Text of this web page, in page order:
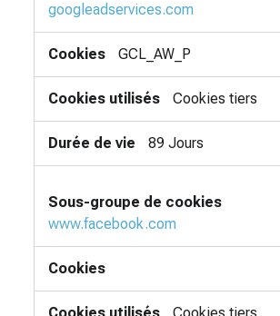
googleadservices.com
GCL_AW_P
Cookies tiers
89 Jours
www.facebook.com